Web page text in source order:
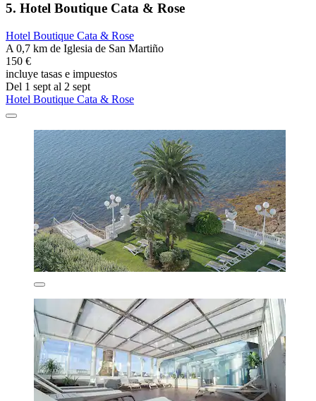
5. Hotel Boutique Cata & Rose
Hotel Boutique Cata & Rose
A 0,7 km de Iglesia de San Martiño
150 €
incluye tasas e impuestos
Del 1 sept al 2 sept
Hotel Boutique Cata & Rose